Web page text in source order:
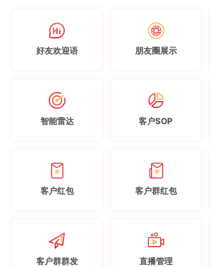
好友欢迎语 朋友圈展示
智能雷达 客户SOP
客户红包 客户群红包
客户群群发 直播管理